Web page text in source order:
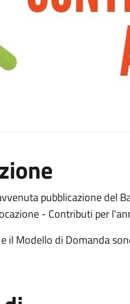
pubblicazione del
- Contributi per
il Modello di Domanda